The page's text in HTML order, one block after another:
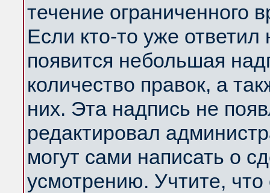
течение ограниченного
Если кто-то уже
появится небольшая
количество правок, а
них. Эта надпись не
редактировал
могут сами написать о
усмотрению. Учтите,